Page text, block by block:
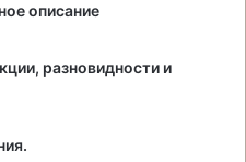
описание
разновидности и